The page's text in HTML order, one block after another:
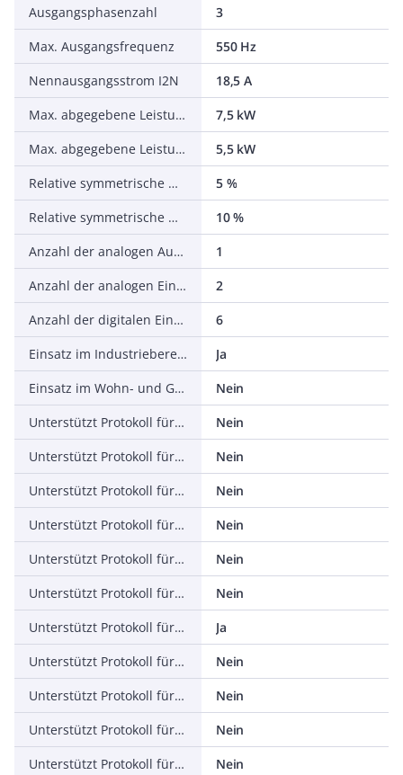
Ausgangsphasenzahl
3
Max. Ausgangsfrequenz
550 Hz
Nennausgangsstrom I2N
18,5 A
Max. abgegebene Leistung bei quadrat. Belastung bei Bemessungsausgangsspannung
7,5 kW
Max. abgegebene Leistung bei linearer Belastung bei Bemessungsausgangsspannung
5,5 kW
Relative symmetrische Netzfrequenztoleranz
5 %
Relative symmetrische Netzspannungstoleranz
10 %
Anzahl der analogen Ausgänge
1
Anzahl der analogen Eingänge
2
Anzahl der digitalen Eingänge
6
Einsatz im Industriebereich zulässig
Ja
Einsatz im Wohn- und Gewerbebereich zulässig
Nein
Unterstützt Protokoll für TCP/IP
Nein
Unterstützt Protokoll für PROFIBUS
Nein
Unterstützt Protokoll für CAN
Nein
Unterstützt Protokoll für INTERBUS
Nein
Unterstützt Protokoll für ASI
Nein
Unterstützt Protokoll für KNX
Nein
Unterstützt Protokoll für Modbus
Ja
Unterstützt Protokoll für Data-Highway
Nein
Unterstützt Protokoll für DeviceNet
Nein
Unterstützt Protokoll für SUCONET
Nein
Unterstützt Protokoll für LON
Nein